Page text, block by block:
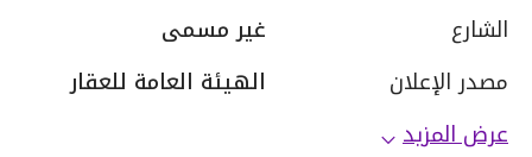
الشارع
غير مسمى
مصدر الإعلان
الهيئة العامة للعقار
عرض المزيد